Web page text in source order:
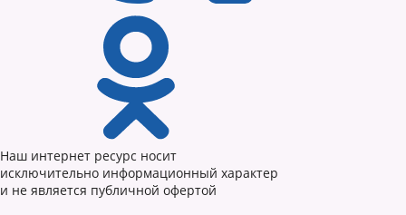
Наш интернет ресурс носит
исключительно информационный характер
и не является публичной офертой